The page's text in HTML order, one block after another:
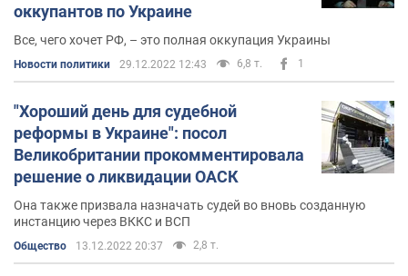
оккупантов по Украине
Все, чего хочет РФ, – это полная оккупация Украины
Новости политики 29.12.2022 12:43 6,8 т. 1
"Хороший день для судебной
реформы в Украине": посол
Великобритании прокомментировала
решение о ликвидации ОАСК
Она также призвала назначать судей во вновь созданную
инстанцию через ВККС и ВСП
Общество 13.12.2022 20:37 2,8 т.